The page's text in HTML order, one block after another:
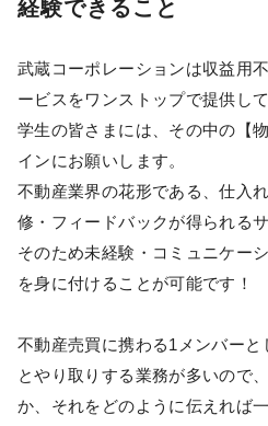
経験できること
武蔵コーポレーションは収益用
ービスをワンストップで提供し
学生の皆さまには、その中の【
インにお願いします。
不動産業界の花形である、仕入
修・フィードバックが得られる
そのため未経験・コミュニケー
を身に付けることが可能です！
不動産売買に携わる1メンバー
とやり取りする業務が多いので
か、それをどのように伝えれば